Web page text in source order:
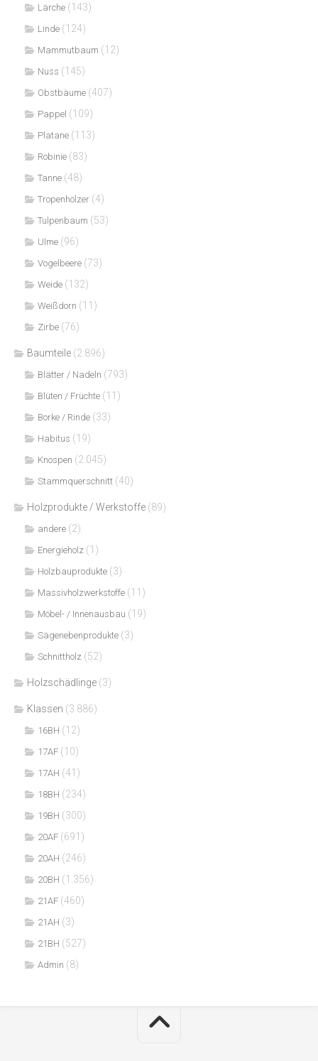
Lärche (143)
Linde (124)
Mammutbaum (12)
Nuss (145)
Obstbäume (407)
Pappel (109)
Platane (113)
Robinie (83)
Tanne (48)
Tropenhölzer (4)
Tulpenbaum (53)
Ulme (96)
Vogelbeere (73)
Weide (132)
Weißdorn (11)
Zirbe (76)
Baumteile (2.896)
Blätter / Nadeln (793)
Blüten / Früchte (11)
Borke / Rinde (33)
Habitus (19)
Knospen (2.045)
Stammquerschnitt (40)
Holzprodukte / Werkstoffe (89)
andere (2)
Energieholz (1)
Holzbauprodukte (3)
Massivholzwerkstoffe (11)
Möbel- / Innenausbau (19)
Sägenebenprodukte (3)
Schnittholz (52)
Holzschädlinge (3)
Klassen (3.886)
16BH (12)
17AF (10)
17AH (41)
18BH (234)
19BH (300)
20AF (691)
20AH (246)
20BH (1.356)
21AF (460)
21AH (3)
21BH (527)
Admin (8)